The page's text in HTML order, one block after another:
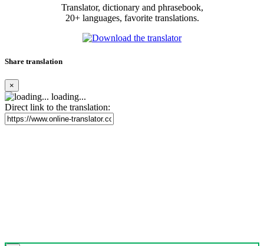
Translator, dictionary and phrasebook,
20+ languages, favorite translations.
Share translation
×
loading...
Direct link to the translation: